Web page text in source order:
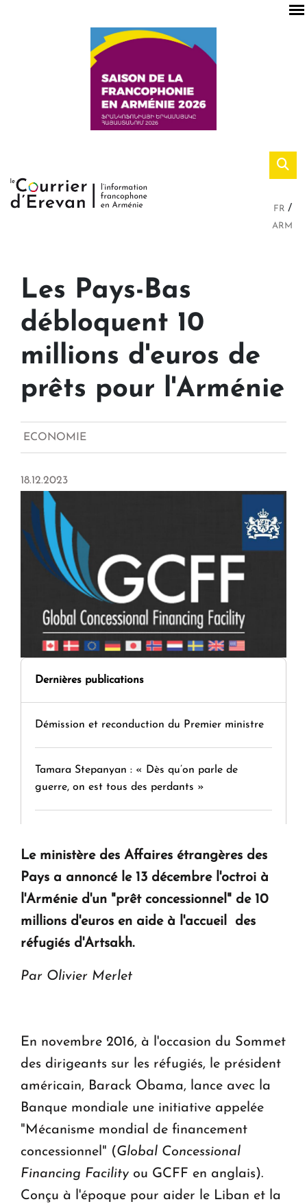
FR
ARM
Les Pays-Bas
débloquent 10
millions d'euros de
prêts pour l'Arménie
ECONOMIE
18.12.2023
Dernières publications
Démission et reconduction du Premier ministre
Tamara Stepanyan : « Dès qu’on parle de
guerre, on est tous des perdants »
question d'un référendum ne se pose pas. "
KASA : 30 ans d'audace, de résilience et d'avenir
en Arménie
ouvrira ses portes à Dilijan
Le ministère des Affaires étrangères des
Pays a annoncé le 13 décembre l'octroi à
l'Arménie d'un "prêt concessionnel" de 10
millions d'euros en aide à l'accueil des
réfugiés d'Artsakh.
Par Olivier Merlet
En novembre 2016, à l'occasion du Sommet
des dirigeants sur les réfugiés, le président
américain, Barack Obama, lance avec la
Banque mondiale une initiative appelée
"Mécanisme mondial de financement
concessionnel" (Global Concessional
Financing Facility ou GCFF en anglais).
Conçu à l'époque pour aider le Liban et la